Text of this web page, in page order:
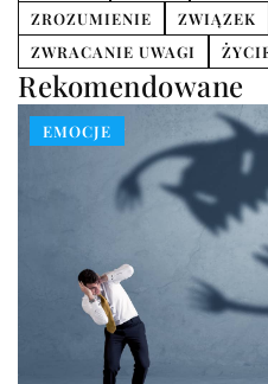
ZROZUMIENIE
ZWIĄZEK
ZWRACANIE UWAGI
Rekomendowane
EMOCJE